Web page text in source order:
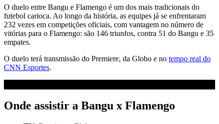
O duelo entre Bangu e Flamengo é um dos mais tradicionais do
futebol carioca. Ao longo da história, as equipes já se enfrentaram
232 vezes em competições oficiais, com vantagem no número de
vitórias para o Flamengo: são 146 triunfos, contra 51 do Bangu e 35
empates.
O duelo terá transmissão do Premiere, da Globo e no tempo real do
CNN Esportes.
Onde assistir a Bangu x Flamengo